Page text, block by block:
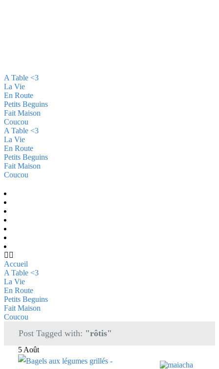
A Table <3
La Vie
En Route
Petits Beguins
Fait Maison
Coucou
A Table <3
La Vie
En Route
Petits Beguins
Fait Maison
Coucou
Accueil
A Table <3
La Vie
En Route
Petits Beguins
Fait Maison
Coucou
Post Tagged with: "rôtis"
5 Août